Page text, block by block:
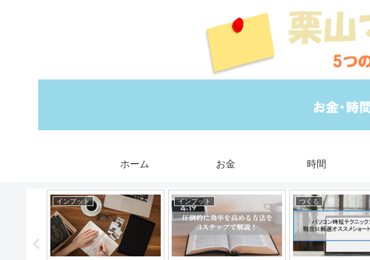
ホーム お金 時間
インプット インプット つくる